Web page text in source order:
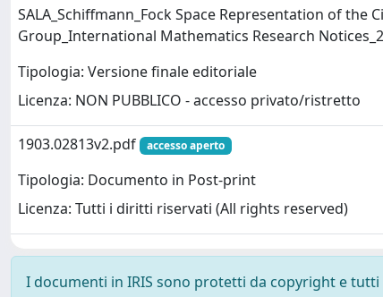
SALA_Schiffmann_Fock Space Representation of the
Group_International Mathematics Research
Tipologia: Versione finale editoriale
Licenza: NON PUBBLICO - accesso privato/ristretto
1903.02813v2.pdf accesso aperto
Tipologia: Documento in Post-print
Licenza: Tutti i diritti riservati (All rights reserved)
I documenti in IRIS sono protetti da copyright e